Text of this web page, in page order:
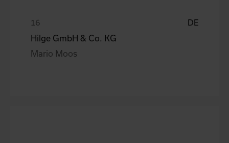
DE
Hilge GmbH & Co. KG
Mario Moos